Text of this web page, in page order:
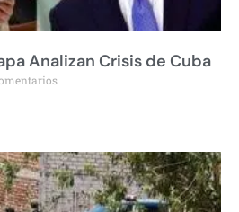
Analizan Crisis de Cuba